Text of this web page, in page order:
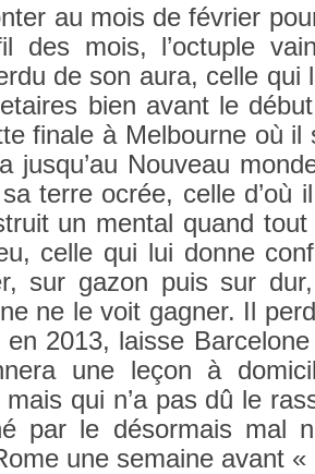
au mois de février
des mois, l’oc­tu­ple
de son aura, celle qui
bien avant le
fin­ale à Mel­bour­ne où
jusqu’au Nouveau
terre ocrée, celle d’où
un ment­al quand tout
celle qui lui donne
sur gazon puis sur
ne le voit gagn­er. Il
en 2013, lais­se
une leçon à
qui n’a pas dû le
par le désor­mais mal
une semaine avant